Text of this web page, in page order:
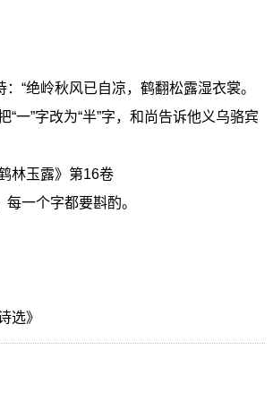
“绝岭秋风已自凉，鹤翻松露湿衣裳。
一”字改为“半”字，和尚告诉他义乌骆宾
林玉露》第16卷
一个字都要斟酌。
选》